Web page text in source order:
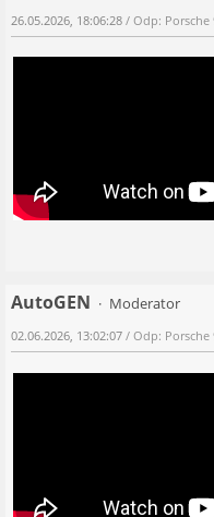
26.05.2026, 18:06:28 / Odp: Porsche
AutoGEN
Moderator
02.06.2026, 13:02:07 / Odp: Porsche